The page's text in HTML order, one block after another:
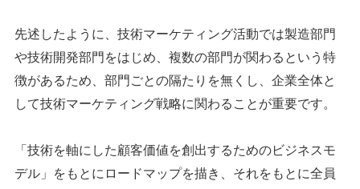
先述したように、技術マーケティング活動では製造部門
や技術開発部門をはじめ、複数の部門が関わるという特
徴があるため、部門ごとの隔たりを無くし、企業全体と
して技術マーケティング戦略に関わることが重要です。
「技術を軸にした顧客価値を創出するためのビジネスモ
デル」をもとにロードマップを描き、それをもとに全員